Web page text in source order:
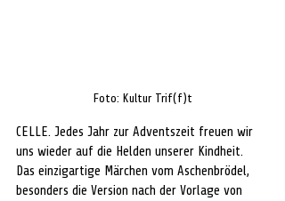
Foto: Kultur Trif(f)t
CELLE. Jedes Jahr zur Adventszeit freuen wir
uns wieder auf die Helden unserer Kindheit.
Das einzigartige Märchen vom Aschenbrödel,
besonders die Version nach der Vorlage von